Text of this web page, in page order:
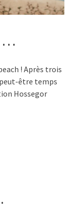
…
! Après trois
être temps
Hossegor